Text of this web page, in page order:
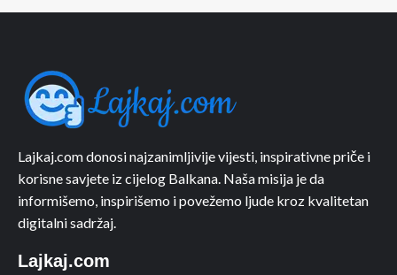
Lajkaj.com donosi najzanimljivije vijesti, inspirativne priče i
korisne savjete iz cijelog Balkana. Naša misija je da
informišemo, inspirišemo i povežemo ljude kroz kvalitetan
digitalni sadržaj.
Lajkaj.com